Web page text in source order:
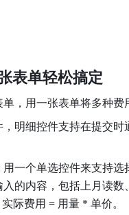
表单轻松搞定
，用一张表单将多种费
明细控件支持在提交
一个单选控件来支持
的内容，包括上月读
际费用 = 用量 * 单价。